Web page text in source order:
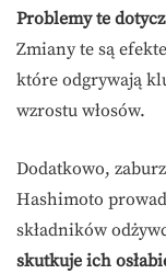
Problemy te
Zmiany te są
które odgrywają
wzrostu włosów.
Dodatkowo,
Hashimoto
składników
skutkuje ich